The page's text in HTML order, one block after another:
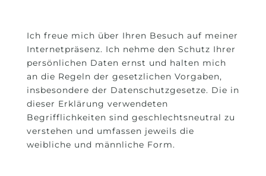
Ich freue mich über Ihren Besuch auf meiner
Internetpräsenz. Ich nehme den Schutz Ihrer
persönlichen Daten ernst und halten mich
an die Regeln der gesetzlichen Vorgaben,
insbesondere der Datenschutzgesetze. Die in
dieser Erklärung verwendeten
Begrifflichkeiten sind geschlechtsneutral zu
verstehen und umfassen jeweils die
weibliche und männliche Form.